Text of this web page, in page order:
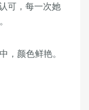
可，每一次她
，颜色鲜艳。